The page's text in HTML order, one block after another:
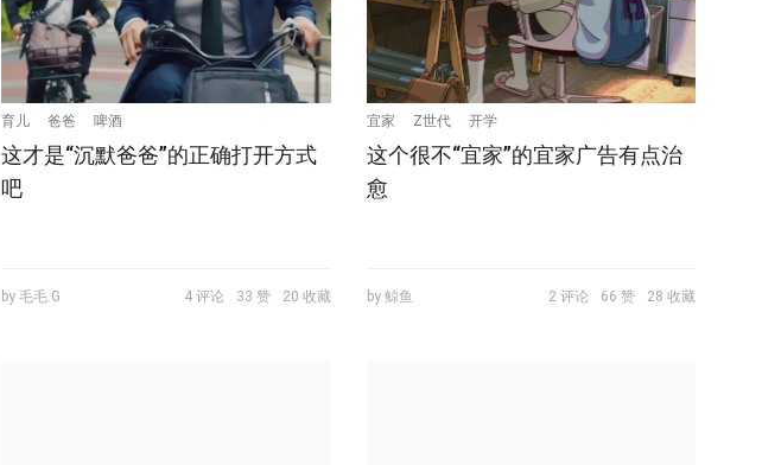
育儿 爸爸 啤酒
这才是“沉默爸爸”的正确打开方式
吧
by 毛毛.G 4 评论 33 赞 20 收藏
宜家 Z世代 开学
这个很不“宜家”的宜家广告有点治
愈
by 鲸鱼 2 评论 66 赞 28 收藏